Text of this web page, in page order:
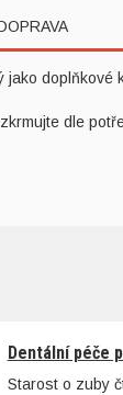
jako doplňkové
dle
Dentální péče
Starost o zuby